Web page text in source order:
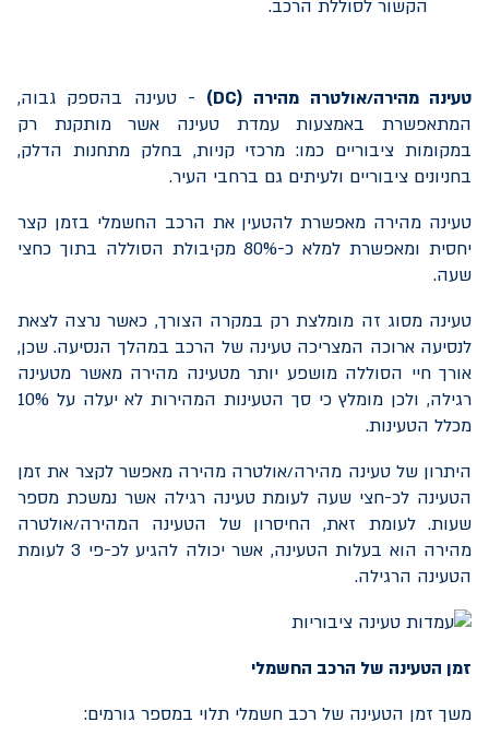
הקשור לסוללת הרכב.
טעינה מהירה/אולטרה מהירה (DC
) - טעינה בהספק גבוה,
המתאפשרת באמצעות עמדת טעינה אשר מותקנת רק
במקומות ציבוריים כמו: מרכזי קניות, בחלק מתחנות הדלק,
בחניונים ציבוריים ולעיתים גם ברחבי העיר.
טעינה מהירה מאפשרת להטעין את הרכב החשמלי בזמן קצר
יחסית ומאפשרת למלא כ-80% מקיבולת הסוללה בתוך כחצי
שעה.
טעינה מסוג זה מומלצת רק במקרה הצורך, כאשר נרצה לצאת
לנסיעה ארוכה המצריכה טעינה של הרכב במהלך הנסיעה. שכן,
אורך חיי הסוללה מושפע יותר מטעינה מהירה מאשר מטעינה
רגילה, ולכן מומלץ כי סך הטעינות המהירות לא יעלה על %10
מכלל הטעינות.
היתרון של טעינה מהירה/אולטרה מהירה מאפשר לקצר את זמן
הטעינה לכ-חצי שעה לעומת טעינה רגילה אשר נמשכת מספר
שעות. לעומת זאת, החיסרון של הטעינה המהירה/אולטרה
מהירה הוא בעלות הטעינה, אשר יכולה להגיע לכ-פי 3 לעומת
הטעינה הרגילה.
זמן הטעינה של הרכב החשמלי
משך זמן הטעינה של רכב חשמלי תלוי במספר גורמים: